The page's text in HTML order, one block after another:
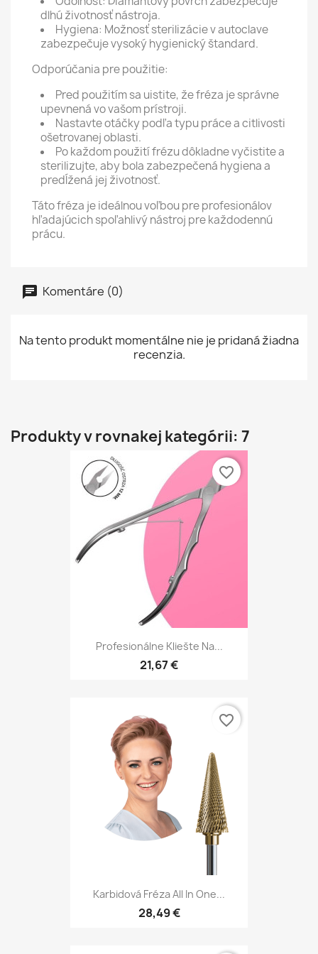
dlhú životnosť nástroja.
Hygiena: Možnosť sterilizácie v autoclave
zabezpečuje vysoký hygienický štandard.
Odporúčania pre použitie:
Pred použitím sa uistite, že fréza je správne
upevnená vo vašom prístroji.
Nastavte otáčky podľa typu práce a citlivosti
ošetrovanej oblasti.
Po každom použití frézu dôkladne vyčistite a
sterilizujte, aby bola zabezpečená hygiena a
predĺžená jej životnosť.
Táto fréza je ideálnou voľbou pre profesionálov
hľadajúcich spoľahlivý nástroj pre každodennú
prácu.
Komentáre (0)
Na tento produkt momentálne nie je pridaná žiadna
recenzia.
Produkty v rovnakej kategórii: 7
Profesionálne Kliešte Na...
21,67 €
favorite_border
Karbidová Fréza All In One...
28,49 €
favorite_border